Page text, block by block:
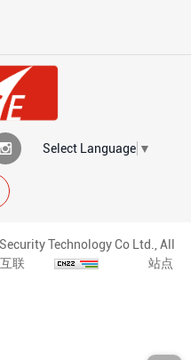
Select Language ▼
Technology Co Ltd., All
联
站点